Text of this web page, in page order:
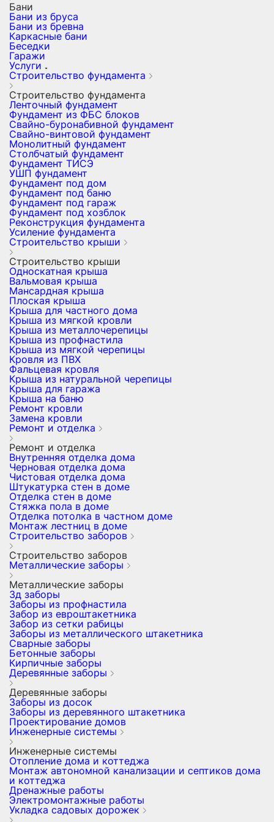
Бани
Бани из бруса
Бани из бревна
Каркасные бани
Беседки
Гаражи
Услуги
Строительство фундамента
Строительство фундамента
Ленточный фундамент
Фундамент из ФБС блоков
Свайно-буронабивной фундамент
Свайно-винтовой фундамент
Монолитный фундамент
Столбчатый фундамент
Фундамент ТИСЭ
УШП фундамент
Фундамент под дом
Фундамент под баню
Фундамент под гараж
Фундамент под хозблок
Реконструкция фундамента
Усиление фундамента
Строительство крыши
Строительство крыши
Односкатная крыша
Вальмовая крыша
Мансардная крыша
Плоская крыша
Крыша для частного дома
Крыша из мягкой кровли
Крыша из металлочерепицы
Крыша из профнастила
Крыша из мягкой черепицы
Кровля из ПВХ
Фальцевая кровля
Крыша из натуральной черепицы
Крыша для гаража
Крыша на баню
Ремонт кровли
Замена кровли
Ремонт и отделка
Ремонт и отделка
Внутренняя отделка дома
Черновая отделка дома
Чистовая отделка дома
Штукатурка стен в доме
Отделка стен в доме
Стяжка пола в доме
Отделка потолка в частном доме
Монтаж лестниц в доме
Строительство заборов
Строительство заборов
Металлические заборы
Металлические заборы
3д заборы
Заборы из профнастила
Забор из евроштакетника
Забор из сетки рабицы
Заборы из металлического штакетника
Сварные заборы
Бетонные заборы
Кирпичные заборы
Деревянные заборы
Деревянные заборы
Заборы из досок
Заборы из деревянного штакетника
Проектирование домов
Инженерные системы
Инженерные системы
Отопление дома и коттеджа
Монтаж автономной канализации и септиков дома
и коттеджа
Дренажные работы
Электромонтажные работы
Укладка садовых дорожек